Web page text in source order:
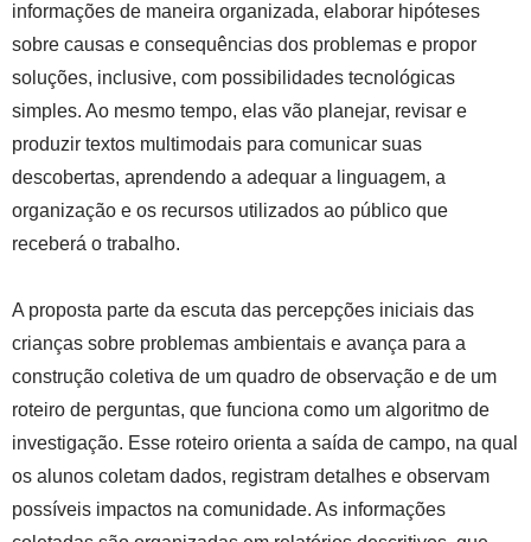
informações de maneira organizada, elaborar hipóteses
sobre causas e consequências dos problemas e propor
soluções, inclusive, com possibilidades tecnológicas
simples. Ao mesmo tempo, elas vão planejar, revisar e
produzir textos multimodais para comunicar suas
descobertas, aprendendo a adequar a linguagem, a
organização e os recursos utilizados ao público que
receberá o trabalho.
A proposta parte da escuta das percepções iniciais das
crianças sobre problemas ambientais e avança para a
construção coletiva de um quadro de observação e de um
roteiro de perguntas, que funciona como um algoritmo de
investigação. Esse roteiro orienta a saída de campo, na qual
os alunos coletam dados, registram detalhes e observam
possíveis impactos na comunidade. As informações